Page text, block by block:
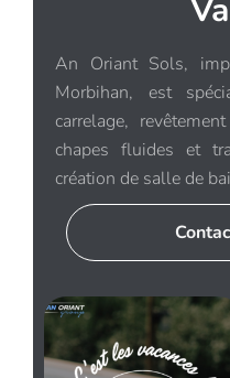
An Oriant Sols,
Morbihan, est
carrelage,
chapes fluides et
création de salle de